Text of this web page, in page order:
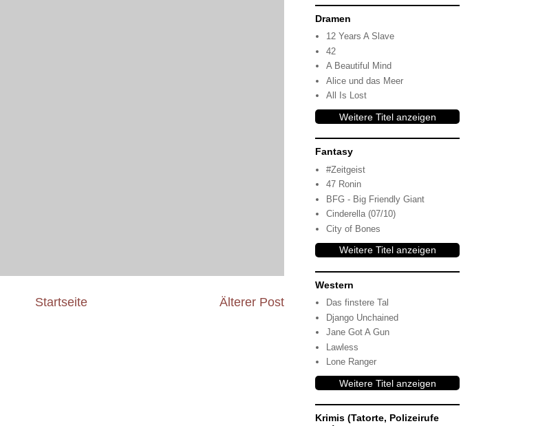
Älterer Post
Startseite
Dramen
12 Years A Slave
42
A Beautiful Mind
Alice und das Meer
All Is Lost
Weitere Titel anzeigen
Fantasy
#Zeitgeist
47 Ronin
BFG - Big Friendly Giant
Cinderella (07/10)
City of Bones
Weitere Titel anzeigen
Western
Das finstere Tal
Django Unchained
Jane Got A Gun
Lawless
Lone Ranger
Weitere Titel anzeigen
Krimis (Tatorte, Polizeirufe